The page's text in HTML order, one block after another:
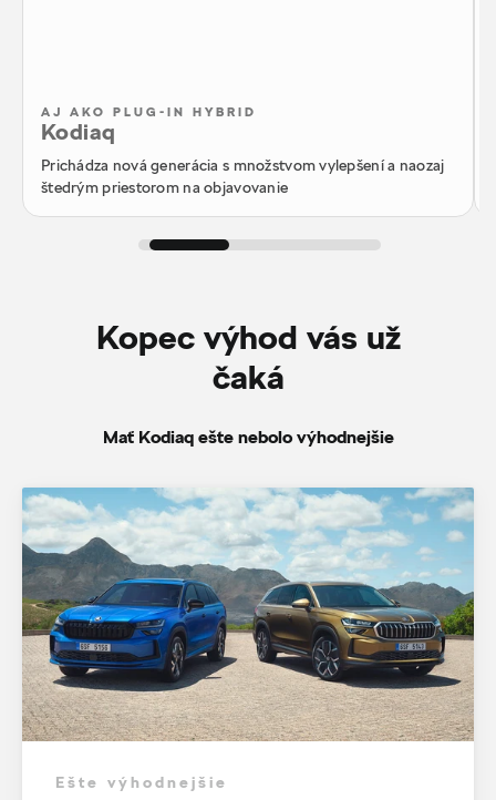
AJ AKO PLUG-IN HYBRID
Kodiaq
Prichádza nová generácia s množstvom vylepšení a naozaj
štedrým priestorom na objavovanie
Kopec výhod vás už
čaká
Mať Kodiaq ešte nebolo výhodnejšie
Ešte výhodnejšie